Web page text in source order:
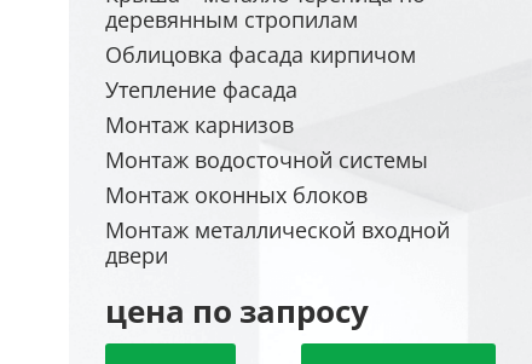
деревянным стропилам
Облицовка фасада кирпичом
Утепление фасада
Монтаж карнизов
Монтаж водосточной системы
Монтаж оконных блоков
Монтаж металлической входной
двери
цена по запросу